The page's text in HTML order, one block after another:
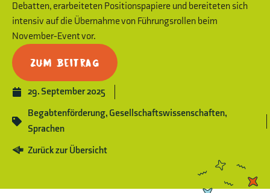
Debatten, erarbeiteten Positionspapiere und bereiteten sich
intensiv auf die Übernahme von Führungsrollen beim
November-Event vor.
Zum Beitrag
29. September 2025
Begabtenförderung, Gesellschaftswissenschaften,
Sprachen
Zurück zur Übersicht